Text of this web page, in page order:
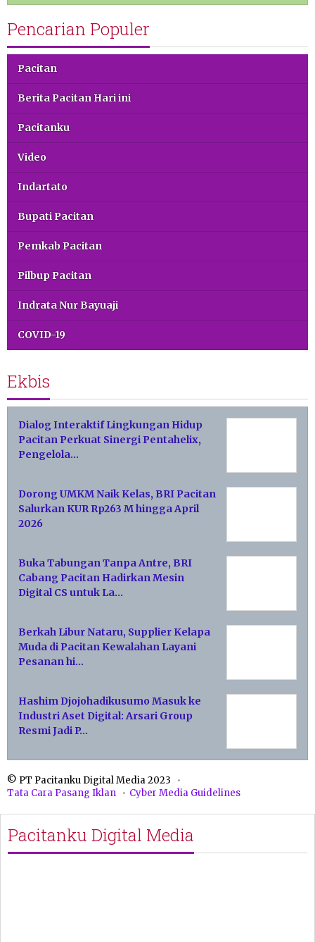
Pencarian Populer
Pacitan
Berita Pacitan Hari ini
Pacitanku
Video
Indartato
Bupati Pacitan
Pemkab Pacitan
Pilbup Pacitan
Indrata Nur Bayuaji
COVID-19
Ekbis
Dialog Interaktif Lingkungan Hidup
Pacitan Perkuat Sinergi Pentahelix,
Pengelola…
Dorong UMKM Naik Kelas, BRI Pacitan
Salurkan KUR Rp263 M hingga April
2026
Buka Tabungan Tanpa Antre, BRI
Cabang Pacitan Hadirkan Mesin
Digital CS untuk La…
Berkah Libur Nataru, Supplier Kelapa
Muda di Pacitan Kewalahan Layani
Pesanan hi…
Hashim Djojohadikusumo Masuk ke
Industri Aset Digital: Arsari Group
Resmi Jadi P…
© PT Pacitanku Digital Media 2023
Tata Cara Pasang Iklan
Cyber Media Guidelines
Pacitanku Digital Media